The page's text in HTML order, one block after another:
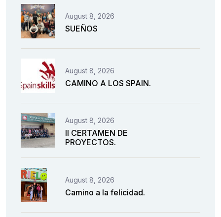
August 8, 2026
SUEÑOS
August 8, 2026
CAMINO A LOS SPAIN.
August 8, 2026
II CERTAMEN DE
PROYECTOS.
August 8, 2026
Camino a la felicidad.